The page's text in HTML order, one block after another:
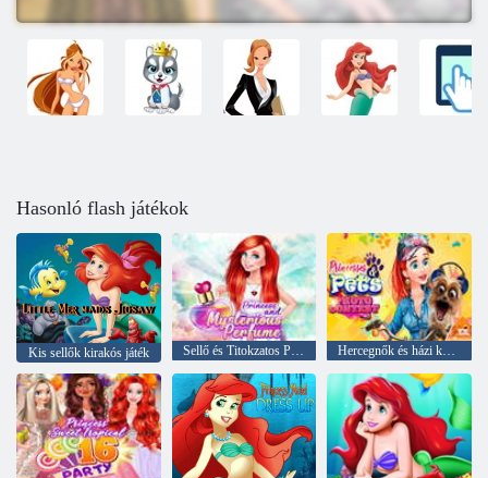
Hasonló flash játékok
Kis sellők kirakós játék Sellő és Titokzatos Parfüm Hercegnők és házi kedvencek fotópályázata